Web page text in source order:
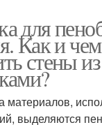
для
Как и чем
стены
материалов,
выделяются